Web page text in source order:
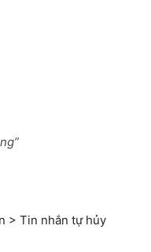
> Tin nhắn tự hủy